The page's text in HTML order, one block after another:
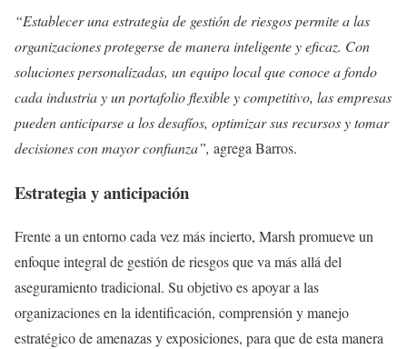
“Establecer una estrategia de gestión de riesgos permite a las
organizaciones protegerse de manera inteligente y eficaz. Con
soluciones personalizadas, un equipo local que conoce a fondo
cada industria y un portafolio flexible y competitivo, las empresas
pueden anticiparse a los desafíos, optimizar sus recursos y tomar
decisiones con mayor confianza”, agrega Barros.
Estrategia y anticipación
Frente a un entorno cada vez más incierto, Marsh promueve un
enfoque integral de gestión de riesgos que va más allá del
aseguramiento tradicional. Su objetivo es apoyar a las
organizaciones en la identificación, comprensión y manejo
estratégico de amenazas y exposiciones, para que de esta manera